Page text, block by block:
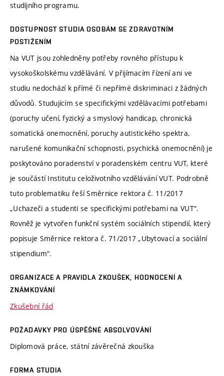
studijního programu.
DOSTUPNOST STUDIA OSOBÁM SE ZDRAVOTNÍM
POSTIŽENÍM
Na VUT jsou zohledněny potřeby rovného přístupu k
vysokoškolskému vzdělávání. V přijímacím řízení ani ve
studiu nedochází k přímé či nepřímé diskriminaci z žádných
důvodů. Studujícím se specifickými vzdělávacími potřebami
(poruchy učení, fyzický a smyslový handicap, chronická
somatická onemocnění, poruchy autistického spektra,
narušené komunikační schopnosti, psychická onemocnění) je
poskytováno poradenství v poradenském centru VUT, které
je součástí Institutu celoživotního vzdělávání VUT. Podrobně
tuto problematiku řeší Směrnice rektora č. 11/2017
„Uchazeči a studenti se specifickými potřebami na VUT“.
Rovněž je vytvořen funkční systém sociálních stipendií, který
popisuje Směrnice rektora č. 71/2017 „Ubytovací a sociální
stipendium“.
ORGANIZACE A PRAVIDLA ZKOUŠEK, HODNOCENÍ A
ZNÁMKOVÁNÍ
Zkušební řád
POŽADAVKY PRO ÚSPĚŠNÉ ABSOLVOVÁNÍ
Diplomová práce, státní závěrečná zkouška
FORMA STUDIA